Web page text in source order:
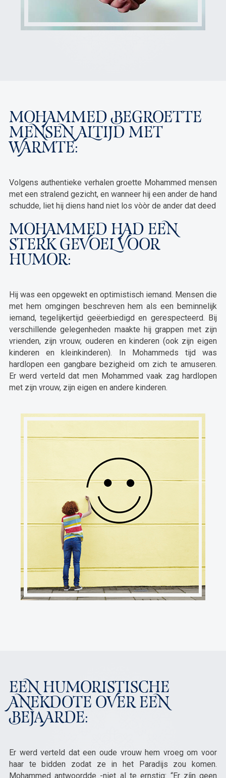
MOHAMMED BEGROETTE
MENSEN ALTIJD MET
WARMTE:
Volgens authentieke verhalen groette Mohammed mensen
met een stralend gezicht, en wanneer hij een ander de hand
schudde, liet hij diens hand niet los vòòr de ander dat deed
MOHAMMED HAD EEN
STERK GEVOEL VOOR
HUMOR:
Hij was een opgewekt en optimistisch iemand. Mensen die
met hem omgingen beschreven hem als een beminnelijk
iemand, tegelijkertijd geëerbiedigd en gerespecteerd. Bij
verschillende gelegenheden maakte hij grappen met zijn
vrienden, zijn vrouw, ouderen en kinderen (ook zijn eigen
kinderen en kleinkinderen). In Mohammeds tijd was
hardlopen een gangbare bezigheid om zich te amuseren.
Er werd verteld dat men Mohammed vaak zag hardlopen
met zijn vrouw, zijn eigen en andere kinderen.
EEN HUMORISTISCHE
ANEKDOTE OVER EEN
BEJAARDE:
Er werd verteld dat een oude vrouw hem vroeg om voor
haar te bidden zodat ze in het Paradijs zou komen.
Mohammed antwoordde -niet al te ernstig: “Er zíjn geen